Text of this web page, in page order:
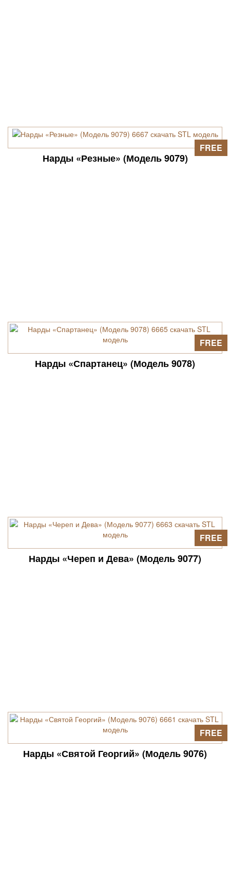
Нарды «Резные» (Модель 9079)
FREE
Нарды «Спартанец» (Модель 9078)
FREE
Нарды «Череп и Дева» (Модель 9077)
FREE
Нарды «Святой Георгий» (Модель 9076)
FREE